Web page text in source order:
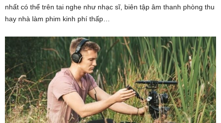
nhất có thể trên tai nghe như nhạc sĩ, biên tập âm thanh phòng thu
hay nhà làm phim kinh phí thấp…